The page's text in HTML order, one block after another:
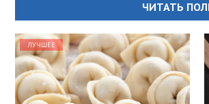
ЧИТАТЬ
ЛУЧШЕЕ